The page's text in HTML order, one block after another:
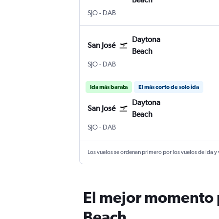
SJOSan José Internacional Juan Santamaría
- DAB
San José
Daytona
Beach
SJOSan José Internacional Juan Santamaría
- DAB
Ida más barata El más corto de solo ida
San José
Daytona
Beach
SJOSan José Internacional Juan Santamaría
- DAB
Los vuelos se ordenan primero por los vuelos de ida
El mejor momento